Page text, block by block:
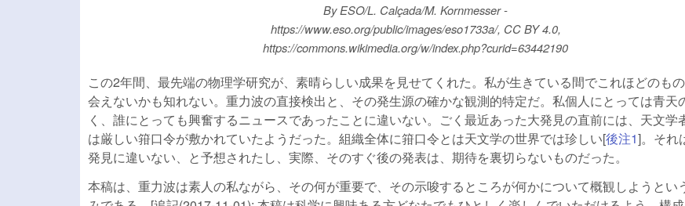
By ESO/L. Calçada/M. Kornmesser -
https://www.eso.org/public/images/eso1733a/, CC BY 4.0,
https://commons.wikimedia.org/w/index.php?curid=63442190
この2年間、最先端の物理学研究が、素晴らしい成果を見せてくれた。私が生きている間でこれほどのも
会えないかも知れない。重力波の直接検出と、その発生源の確かな観測的特定だ。私個人にとっては青天
く、誰にとっても興奮するニュースであったことに違いない。ごく最近あった大発見の直前には、天文学
は厳しい箝口令が敷かれていたようだった。組織全体に箝口令とは天文学の世界では珍しい[後注1]。それ
発見に違いない、と予想されたし、実際、そのすぐ後の発表は、期待を裏切らないものだった。
本稿は、重力波は素人の私ながら、その何が重要で、その示唆するところが何かについて概観しようとい